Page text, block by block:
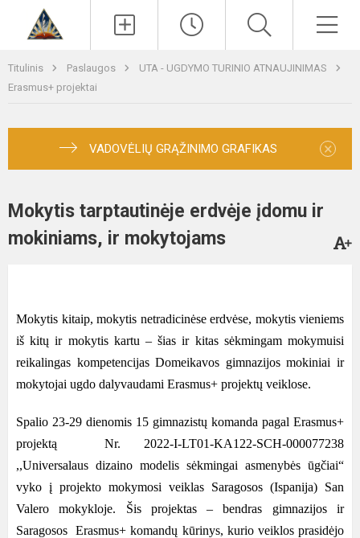
Titulinis Paslaugos
UTA - UGDYMO TURINIO ATNAUJINIMAS
Erasmus+ projektai
VADOVĖLIŲ GRĄŽINIMO GRAFIKAS ×
Mokytis tarptautinėje erdvėje įdomu ir
mokiniams, ir mokytojams
Mokytis kitaip, mokytis netradicinėse erdvėse, mokytis vieniems
iš kitų ir mokytis kartu – šias ir kitas sėkmingam mokymuisi
reikalingas kompetencijas Domeikavos gimnazijos mokiniai ir
mokytojai ugdo dalyvaudami Erasmus+ projektų veiklose.
Spalio 23-29 dienomis 15 gimnazistų komanda pagal Erasmus+
projektą Nr. 2022-I-LT01-KA122-SCH-000077238
,,Universalaus dizaino modelis sėkmingai asmenybės ūgčiai“
vyko į projekto mokymosi veiklas Saragosos (Ispanija) San
Valero mokykloje. Šis projektas – bendras gimnazijos ir
Saragosos Erasmus+ komandų kūrinys, kurio veiklos prasidėjo